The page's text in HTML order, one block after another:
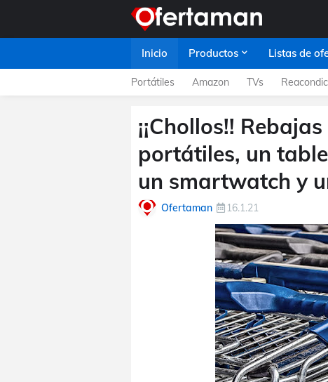
Inicio Productos Listas de
Portátiles Amazon TVs
¡¡Chollos!!
portátiles, un
un smartwatch y
Ofertaman 16.1.21